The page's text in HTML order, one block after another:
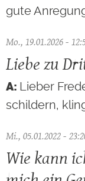
gute
Mo., 19.01.2026 -
Liebe zu
Lieber
schildern,
Mi., 05.01.2022 -
Wie kann